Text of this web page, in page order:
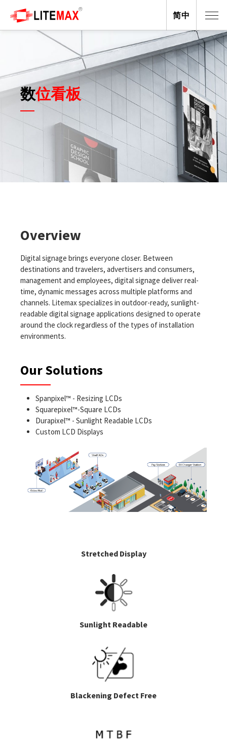
数位看板
Overview
Digital signage brings everyone closer. Between
destinations and travelers, advertisers and consumers,
management and employees, digital signage deliver real-
time, dynamic messages across multiple platforms and
channels. Litemax specializes in outdoor-ready, sunlight-
readable digital signage applications designed to operate
around the clock regardless of the types of installation
environments.
Our Solutions
Spanpixel™ - Resizing LCDs
Squarepixel™-Square LCDs
Durapixel™ - Sunlight Readable LCDs
Custom LCD Displays
Stretched Display
Sunlight Readable
Blackening Defect Free
简中